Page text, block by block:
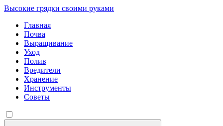
Высокие грядки своими руками
Главная
Почва
Выращивание
Уход
Полив
Вредители
Хранение
Инструменты
Советы